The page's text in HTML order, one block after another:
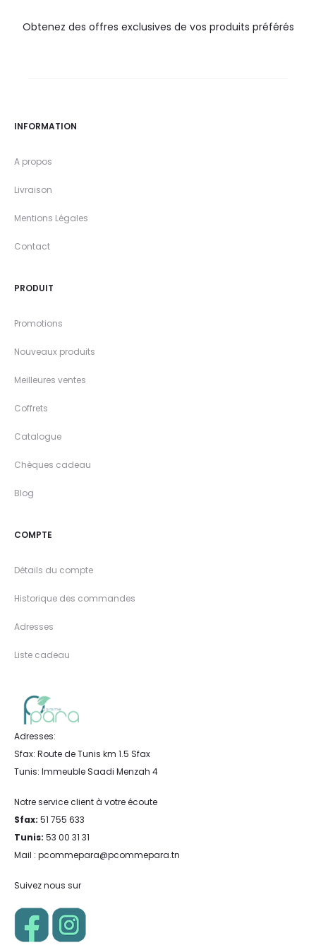
Obtenez des offres exclusives de vos produits préférés
INFORMATION
A propos
Livraison
Mentions Légales
Contact
PRODUIT
Promotions
Nouveaux produits
Meilleures ventes
Coffrets
Catalogue
Chèques cadeau
Blog
COMPTE
Détails du compte
Historique des commandes
Adresses
Liste cadeau
Adresses:
Sfax: Route de Tunis km 1.5 Sfax
Tunis: Immeuble Saadi Menzah 4
Notre service client à votre écoute
Sfax: 51 755 633
Tunis: 53 00 31 31
Mail : pcommepara@pcommepara.tn
Suivez nous sur